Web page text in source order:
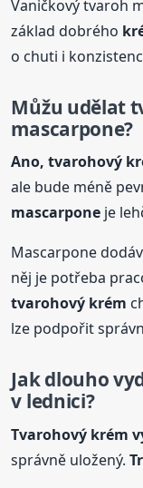
Vaničkový tvaroh
základ dobrého
o chuti i
Můžu udělat
mascarpone?
Ano, tvarohový
ale bude méně
mascarpone je
Mascarpone
něj je potřeba
tvarohový krém
lze podpořit
Jak dlouho
v lednici?
Tvarohový krém
správně uložený.